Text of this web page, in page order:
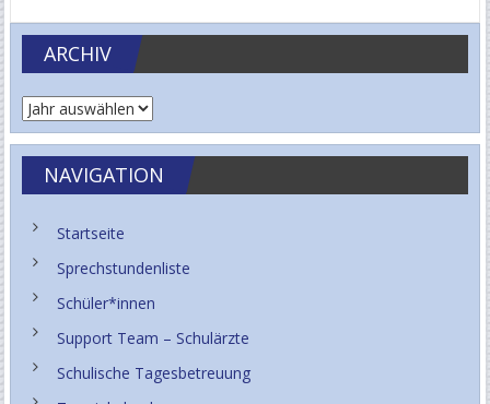
ARCHIV
NAVIGATION
Startseite
Sprechstundenliste
Schüler*innen
Support Team – Schulärzte
Schulische Tagesbetreuung